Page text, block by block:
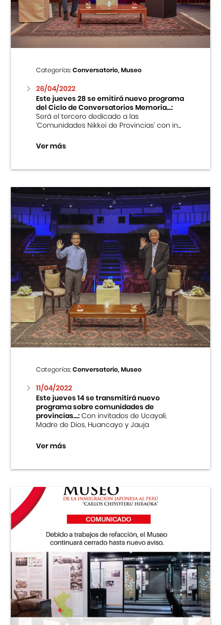
Centro Cultural Peruano Japonés
Museo de la Inmigración Japonesa
Fondo Editorial
Teatro Peruano Japonés
Categorías:Conversatorio, Museo
26/04/2022
Este jueves 28 se emitirá nuevo programa
del Ciclo de Conversatorios Memoria...:
Será el tercero dedicado a las
‘Comunidades Nikkei de Provincias’ con in...
Ver más
Categorías:Conversatorio, Museo
11/04/2022
Este jueves 14 se transmitirá nuevo
programa sobre comunidades de
provincias...:Con invitados de Ucayali,
Madre de Dios, Huancayo y Jauja
Ver más